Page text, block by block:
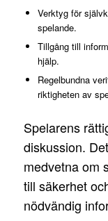
Verktyg för
spelande.
Tillgång till
hjälp.
Regelbundna
riktigheten av
Spelarens
diskussion.
medvetna om
till säkerhet
nödvändig